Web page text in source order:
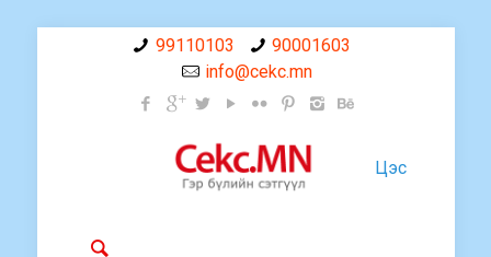
99110103
90001603
info@cekc.mn
Цэс